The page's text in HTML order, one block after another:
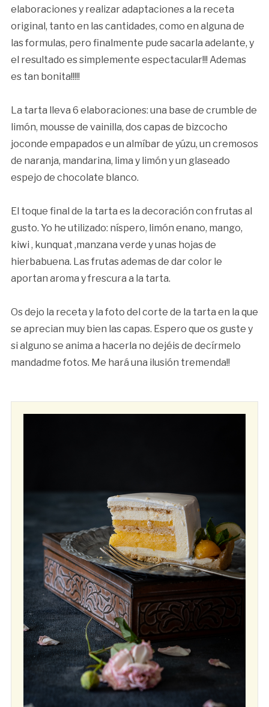
elaboraciones y realizar adaptaciones a la receta
original, tanto en las cantidades, como en alguna de
las formulas, pero finalmente pude sacarla adelante, y
el resultado es simplemente espectacular!!! Ademas
es tan bonita!!!!!
La tarta lleva 6 elaboraciones: una base de crumble de
limón, mousse de vainilla, dos capas de bizcocho
joconde empapados e un almíbar de yúzu, un cremosos
de naranja, mandarina, lima y limón y un glaseado
espejo de chocolate blanco.
El toque final de la tarta es la decoración con frutas al
gusto. Yo he utilizado: níspero, limón enano, mango,
kiwi , kunquat ,manzana verde y unas hojas de
hierbabuena. Las frutas ademas de dar color le
aportan aroma y frescura a la tarta.
Os dejo la receta y la foto del corte de la tarta en la que
se aprecian muy bien las capas. Espero que os guste y
si alguno se anima a hacerla no dejéis de decírmelo
mandadme fotos. Me hará una ilusión tremenda!!